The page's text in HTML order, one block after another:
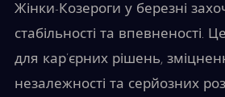
Жінки-Козероги у березні
стабільності та впевненості.
для кар’єрних рішень,
незалежності та серйозних